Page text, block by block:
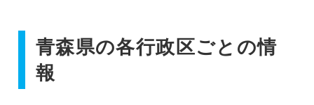
青森県の各行政区ごとの情
報